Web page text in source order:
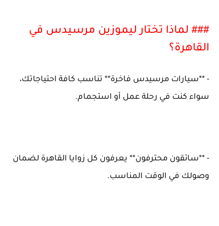
### لماذا تختار ليموزين مرسيدس في
القاهرة؟
- **سيارات مرسيدس فاخرة** تناسب كافة احتياجاتك،
سواء كنت في رحلة عمل أو استجمام.
- **سائقون محترفون** يعرفون كل زوايا القاهرة لضمان
وصولك في الوقت المناسب.